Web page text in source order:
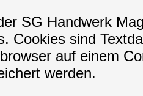
SG Handwerk
Cookies sind
auf einem
werden.